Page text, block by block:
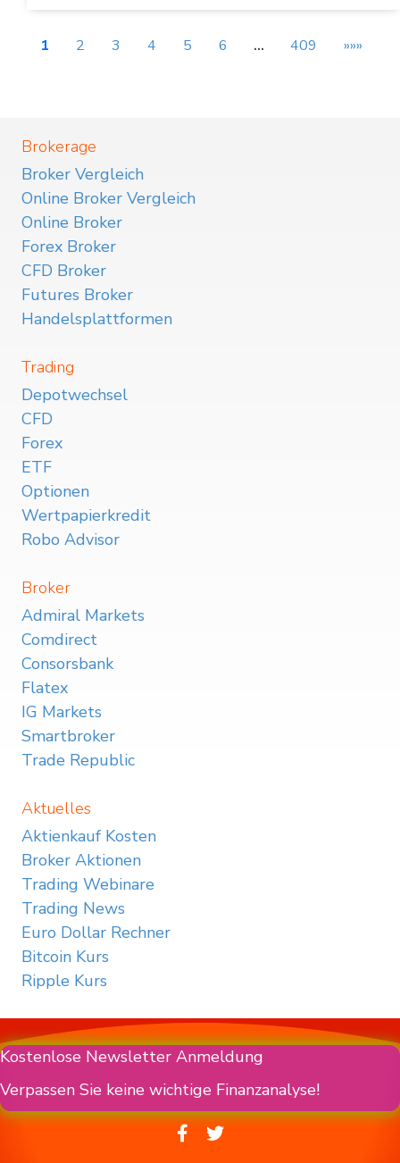
1 2 3 4 5 6 … 409 »»»
Brokerage
Broker Vergleich
Online Broker Vergleich
Online Broker
Forex Broker
CFD Broker
Futures Broker
Handelsplattformen
Trading
Depotwechsel
CFD
Forex
ETF
Optionen
Wertpapierkredit
Robo Advisor
Broker
Admiral Markets
Comdirect
Consorsbank
Flatex
IG Markets
Smartbroker
Trade Republic
Aktuelles
Aktienkauf Kosten
Broker Aktionen
Trading Webinare
Trading News
Euro Dollar Rechner
Bitcoin Kurs
Ripple Kurs
Kostenlose Newsletter Anmeldung
Verpassen Sie keine wichtige Finanzanalyse!